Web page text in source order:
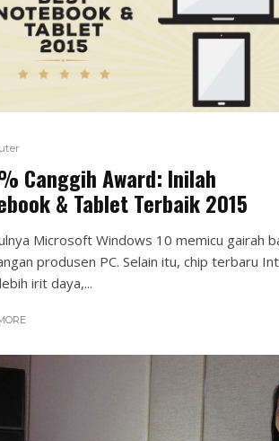
Canggih Award: Inilah
& Tablet Terbaik 2015
Microsoft Windows 10 memicu gairah
produsen PC. Selain itu, chip terbaru
irit daya,...